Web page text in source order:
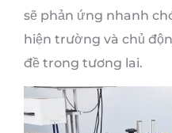
sẽ phản ứng nhanh
hiện trường và chủ
đề trong tương lai.